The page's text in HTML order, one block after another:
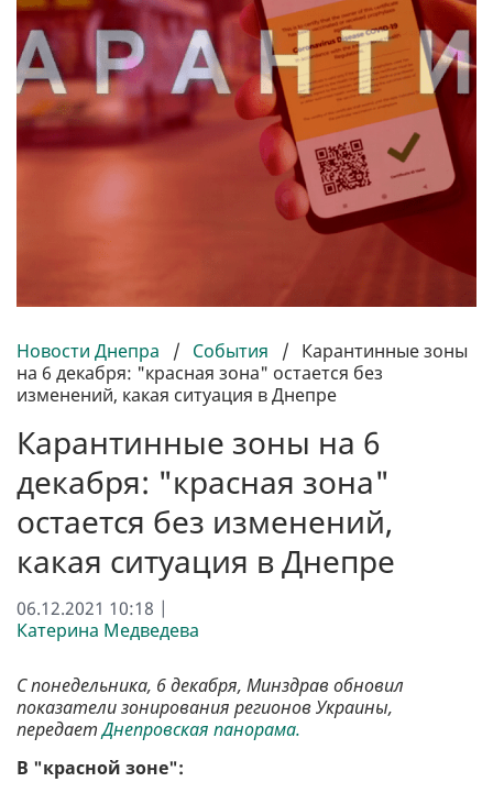
Новости Днепра / События / Карантинные зоны
на 6 декабря: "красная зона" остается без
изменений, какая ситуация в Днепре
Карантинные зоны на 6
декабря: "красная зона"
остается без изменений,
какая ситуация в Днепре
06.12.2021 10:18 |
Катерина Медведева
С понедельника, 6 декабря, Минздрав обновил
показатели зонирования регионов Украины,
передаетДнепровская панорама.
В "красной зоне":